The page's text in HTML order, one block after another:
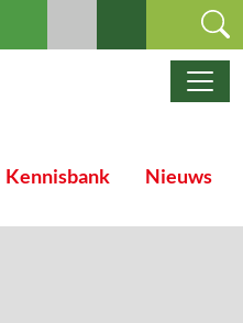
Kennisbank Nieuws